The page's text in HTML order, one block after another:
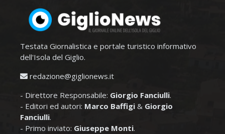
Testata Giornalistica e portale turistico informativo
dell'Isola del Giglio.
redazione@giglionews.it
- Direttore Responsabile: Giorgio Fanciulli.
- Editori ed autori: Marco Baffigi & Giorgio
Fanciulli.
- Primo inviato: Giuseppe Monti.